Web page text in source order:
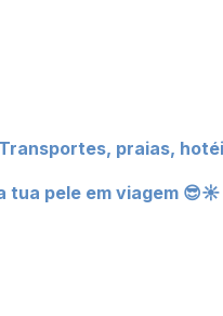
Transportes, praias,
tua pele em viagem 😎☀